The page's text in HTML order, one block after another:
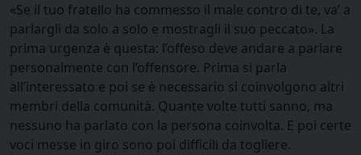
«Se il tuo fratello ha commesso il male contro di te, va’ a
parlargli da solo a solo e mostragli il suo peccato». La
prima urgenza è questa: l’offeso deve andare a parlare
personalmente con l’offensore. Prima si parla
all’interessato e poi se è necessario si coinvolgono altri
membri della comunità. Quante volte tutti sanno, ma
nessuno ha parlato con la persona coinvolta. E poi certe
voci messe in giro sono poi difficili da togliere.